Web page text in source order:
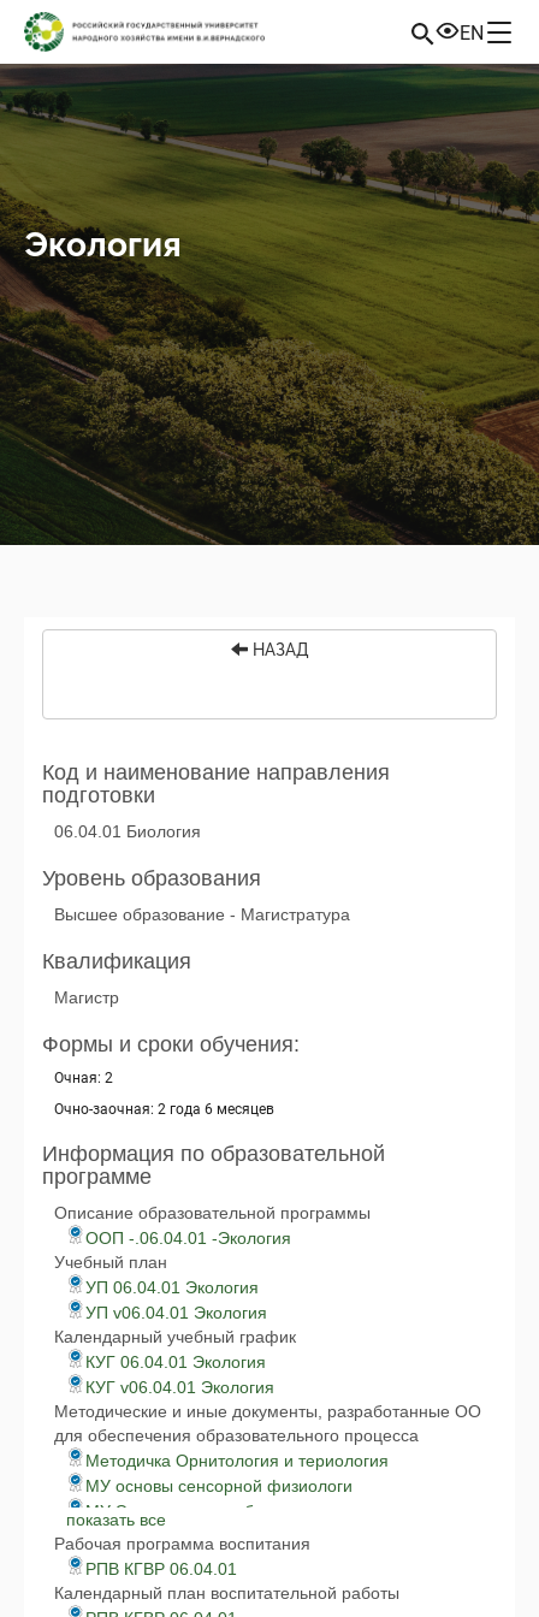
EN
Экология
НАЗАД
Код и наименование направления
подготовки
06.04.01 Биология
Уровень образования
Высшее образование - Магистратура
Квалификация
Магистр
Формы и сроки обучения:
Очная: 2
Очно-заочная: 2 года 6 месяцев
Информация по образовательной
программе
Описание образовательной программы
ООП -.06.04.01 -Экология
Учебный план
УП 06.04.01 Экология
УП v06.04.01 Экология
Календарный учебный график
КУГ 06.04.01 Экология
КУГ v06.04.01 Экология
Методические и иные документы, разработанные ОО
для обеспечения образовательного процесса
Методичка Орнитология и териология
МУ основы сенсорной физиологи
МУ Электромагнитобиология для магистров
МУ ГИА
МУ индивид и соц поведение
МУ История биоэволюции
показать все
Рабочая программа воспитания
РПВ КГВР 06.04.01
Календарный план воспитательной работы